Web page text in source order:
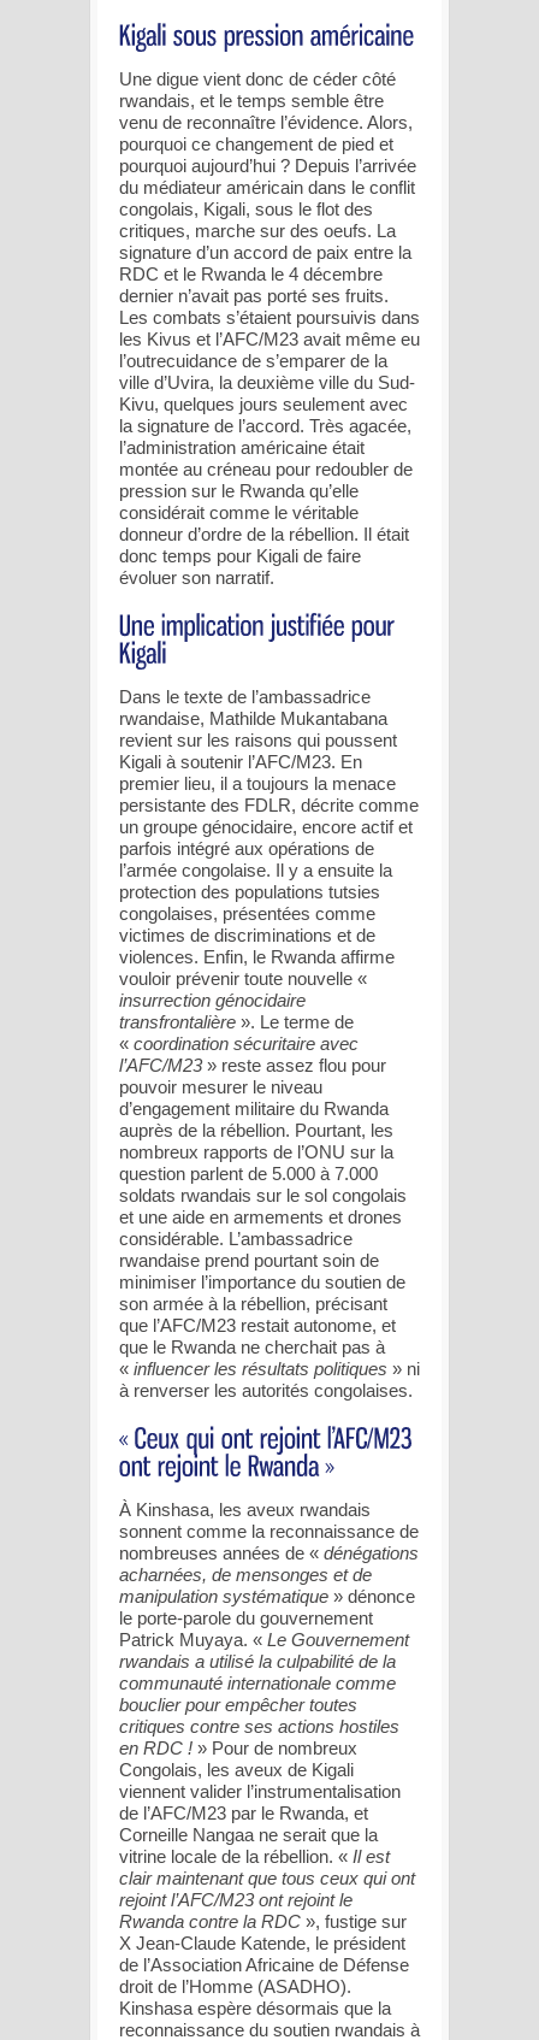
Une digue vient donc de céder côté
rwandais, et le temps semble être
venu de reconnaître l’évidence. Alors,
pourquoi ce changement de pied et
pourquoi aujourd’hui ? Depuis l’arrivée
du médiateur américain dans le conflit
congolais, Kigali, sous le flot des
critiques, marche sur des oeufs. La
signature d’un accord de paix entre la
RDC et le Rwanda le 4 décembre
dernier n’avait pas porté ses fruits.
Les combats s’étaient poursuivis dans
les Kivus et l’AFC/M23 avait même eu
l’outrecuidance de s’emparer de la
ville d’Uvira, la deuxième ville du Sud-
Kivu, quelques jours seulement avec
la signature de l’accord. Très agacée,
l’administration américaine était
montée au créneau pour redoubler de
pression sur le Rwanda qu’elle
considérait comme le véritable
donneur d’ordre de la rébellion. Il était
donc temps pour Kigali de faire
évoluer son narratif.
Dans le texte de l’ambassadrice
rwandaise, Mathilde Mukantabana
revient sur les raisons qui poussent
Kigali à soutenir l’AFC/M23. En
premier lieu, il a toujours la menace
persistante des FDLR, décrite comme
un groupe génocidaire, encore actif et
parfois intégré aux opérations de
l’armée congolaise. Il y a ensuite la
protection des populations tutsies
congolaises, présentées comme
victimes de discriminations et de
violences. Enfin, le Rwanda affirme
vouloir prévenir toute nouvelle «
insurrection génocidaire
transfrontalière ». Le terme de
« coordination sécuritaire avec
l’AFC/M23» reste assez flou pour
pouvoir mesurer le niveau
d’engagement militaire du Rwanda
auprès de la rébellion. Pourtant, les
nombreux rapports de l’ONU sur la
question parlent de 5.000 à 7.000
soldats rwandais sur le sol congolais
et une aide en armements et drones
considérable. L’ambassadrice
rwandaise prend pourtant soin de
minimiser l’importance du soutien de
son armée à la rébellion, précisant
que l’AFC/M23 restait autonome, et
que le Rwanda ne cherchait pas à
« influencer les résultats politiques » ni
à renverser les autorités congolaises.
À Kinshasa, les aveux rwandais
sonnent comme la reconnaissance de
nombreuses années de « dénégations
acharnées, de mensonges et de
manipulation systématique » dénonce
le porte-parole du gouvernement
Patrick Muyaya. « Le Gouvernement
rwandais a utilisé la culpabilité de la
communauté internationale comme
bouclier pour empêcher toutes
critiques contre ses actions hostiles
en RDC ! » Pour de nombreux
Congolais, les aveux de Kigali
viennent valider l’instrumentalisation
de l’AFC/M23 par le Rwanda, et
Corneille Nangaa ne serait que la
vitrine locale de la rébellion. « Il est
clair maintenant que tous ceux qui ont
rejoint l’AFC/M23 ont rejoint le
Rwanda contre la RDC », fustige sur
X Jean-Claude Katende, le président
de l’Association Africaine de Défense
droit de l’Homme (ASADHO).
Kinshasa espère désormais que la
reconnaissance du soutien rwandais à